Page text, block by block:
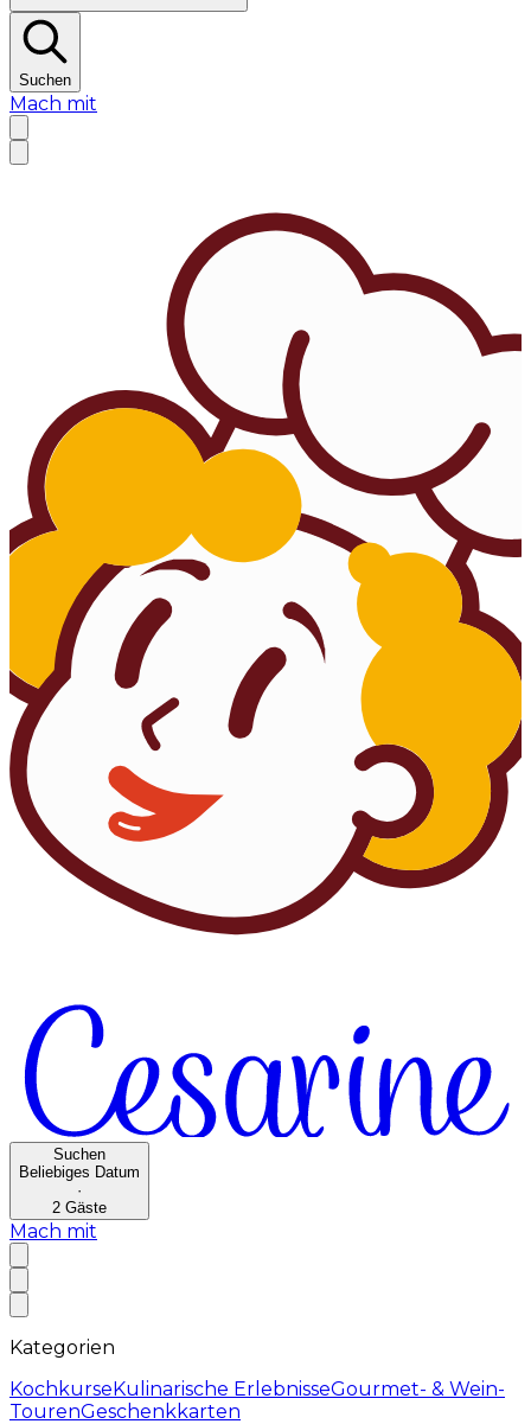
Suchen
Mach mit
Suchen
Beliebiges Datum
·
2 Gäste
Mach mit
Kategorien
KochkurseKulinarische ErlebnisseGourmet- & Wein-
TourenGeschenkkarten